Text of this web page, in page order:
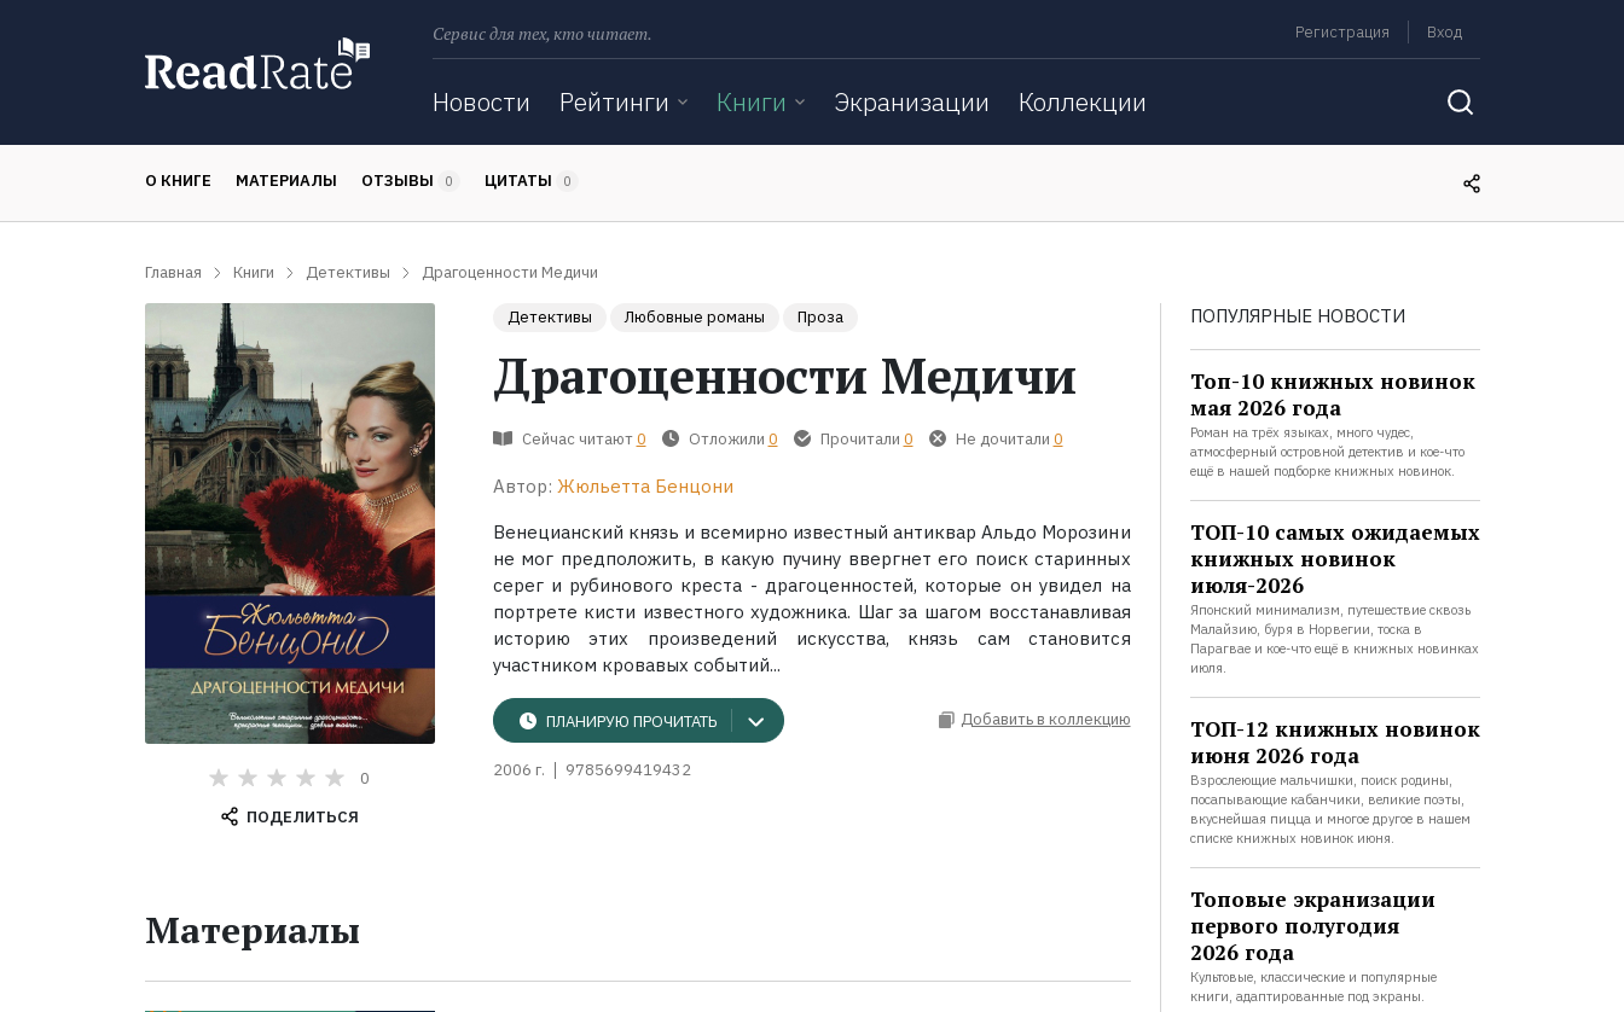
Сервис для тех, кто читает. Регистрация Вход
Новости Рейтинги Книги Экранизации Коллекции
О КНИГЕ МАТЕРИАЛЫ ОТЗЫВЫ 0 ЦИТАТЫ 0
Главная Книги Детективы Драгоценности Медичи
0
ПОДЕЛИТЬСЯ
Детективы Любовные романы Проза
Драгоценности Медичи
Сейчас читают 0 Отложили 0 Прочитали 0 Не дочитали 0
Автор: Жюльетта Бенцони
Венецианский князь и всемирно известный антиквар Альдо Морозини
не мог предположить, в какую пучину ввергнет его поиск старинных
серег и рубинового креста - драгоценностей, которые он увидел на
портрете кисти известного художника. Шаг за шагом восстанавливая
историю этих произведений искусства, князь сам становится
участником кровавых событий...
ПЛАНИРУЮ ПРОЧИТАТЬ Добавить в коллекцию
2006 г. 9785699419432
Материалы
ПОПУЛЯРНЫЕ НОВОСТИ
Топ-10 книжных новинок
мая 2026 года
Роман на трёх языках, много чудес,
атмосферный островной детектив и кое-что
ещё в нашей подборке книжных новинок.
ТОП-10 самых ожидаемых
книжных новинок
июля-2026
Японский минимализм, путешествие сквозь
Малайзию, буря в Норвегии, тоска в
Парагвае и кое-что ещё в книжных новинках
июля.
ТОП-12 книжных новинок
июня 2026 года
Взрослеющие мальчишки, поиск родины,
посапывающие кабанчики, великие поэты,
вкуснейшая пицца и многое другое в нашем
списке книжных новинок июня.
Топовые экранизации
первого полугодия
2026 года
Культовые, классические и популярные
книги, адаптированные под экраны.